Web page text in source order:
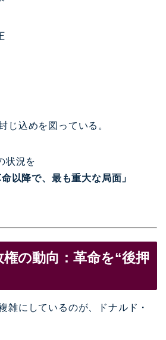
じ込めを図っている。
状況を
以降で、最も重大な局面」
の動向：革命を“後押
雑にしているのが、
ドナルド・